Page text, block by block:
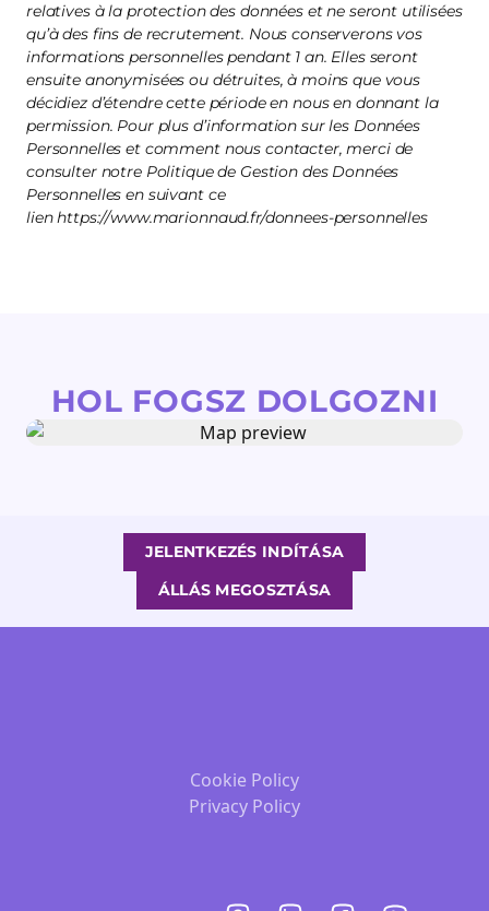
relatives à la protection des données et ne seront utilisées
qu’à des fins de recrutement. Nous conserverons vos
informations personnelles pendant 1 an. Elles seront
ensuite anonymisées ou détruites, à moins que vous
décidiez d’étendre cette période en nous en donnant la
permission. Pour plus d’information sur les Données
Personnelles et comment nous contacter, merci de
consulter notre Politique de Gestion des Données
Personnelles en suivant ce
lien https://www.marionnaud.fr/donnees-personnelles
HOL FOGSZ DOLGOZNI
JELENTKEZÉS INDÍTÁSA
ÁLLÁS MEGOSZTÁSA
Cookie Policy
Privacy Policy